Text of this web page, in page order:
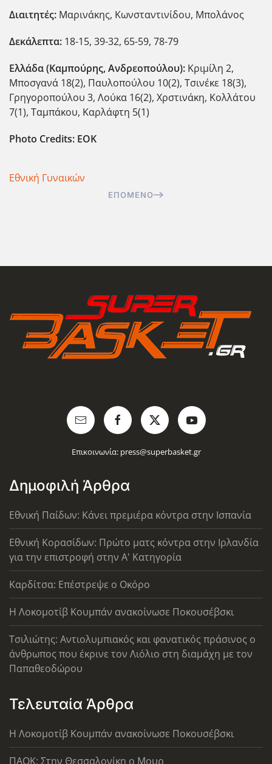
Διαιτητές: Μαρινάκης, Κωνσταντινίδου, Μπολάνος
Δεκάλεπτα: 18-15, 39-32, 65-59, 78-79
Ελλάδα (Καμπούρης, Ανδρεοπούλου): Κριμίλη 2,
Μποσγανά 18(2), Παυλοπούλου 10(2), Τσινέκε 18(3),
Γρηγοροπούλου 3, Λούκα 16(2), Χρστινάκη, Κολλάτου
7(1), Ταμπάκου, Καρλάφτη 5(1)
Photo Credits: EOK
Εθνική Γυναικών
ΕΠΌΜΕΝΟ
Επικοινωνία: press@superbasket.gr
Δημοφιλή Άρθρα
Εθνική Παίδων: Κάνει πρεμιέρα κόντρα στην Ισπανία
Εθνική Κορασίδων: Πρώτο ματς κόντρα στην Ιρλανδία
για την επιστροφή στην Α' Κατηγορία
Καρδίτσα: Επέστρεψε ο Οκόρο
Η Λοκομοτίβ Κουμπάν ανακοίνωσε Ποκουσέβσκι
Τσιλιώτης: Αντιολυμπιακός και φανατικός πράσινος ο
άνθρωπος που έκρινε τον Λιόλιο στη διαμάχη με τον
Παπαθεοδώρου
Τελευταία Άρθρα
Η Λοκομοτίβ Κουμπάν ανακοίνωσε Ποκουσέβσκι
ΠΑΟΚ: Στην Θεσσαλονίκη ο Μουρ